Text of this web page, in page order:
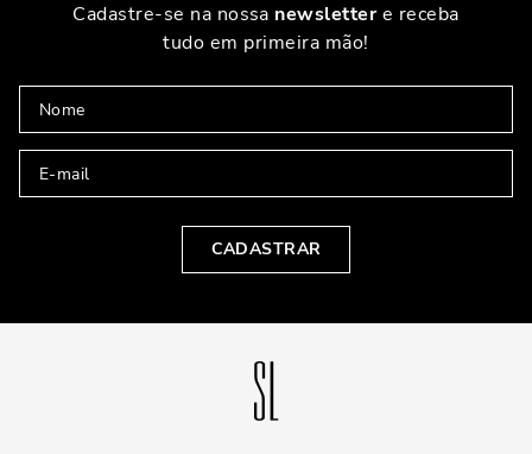
Cadastre-se na nossa newslettere receba
tudo em primeira mão!
CADASTRAR